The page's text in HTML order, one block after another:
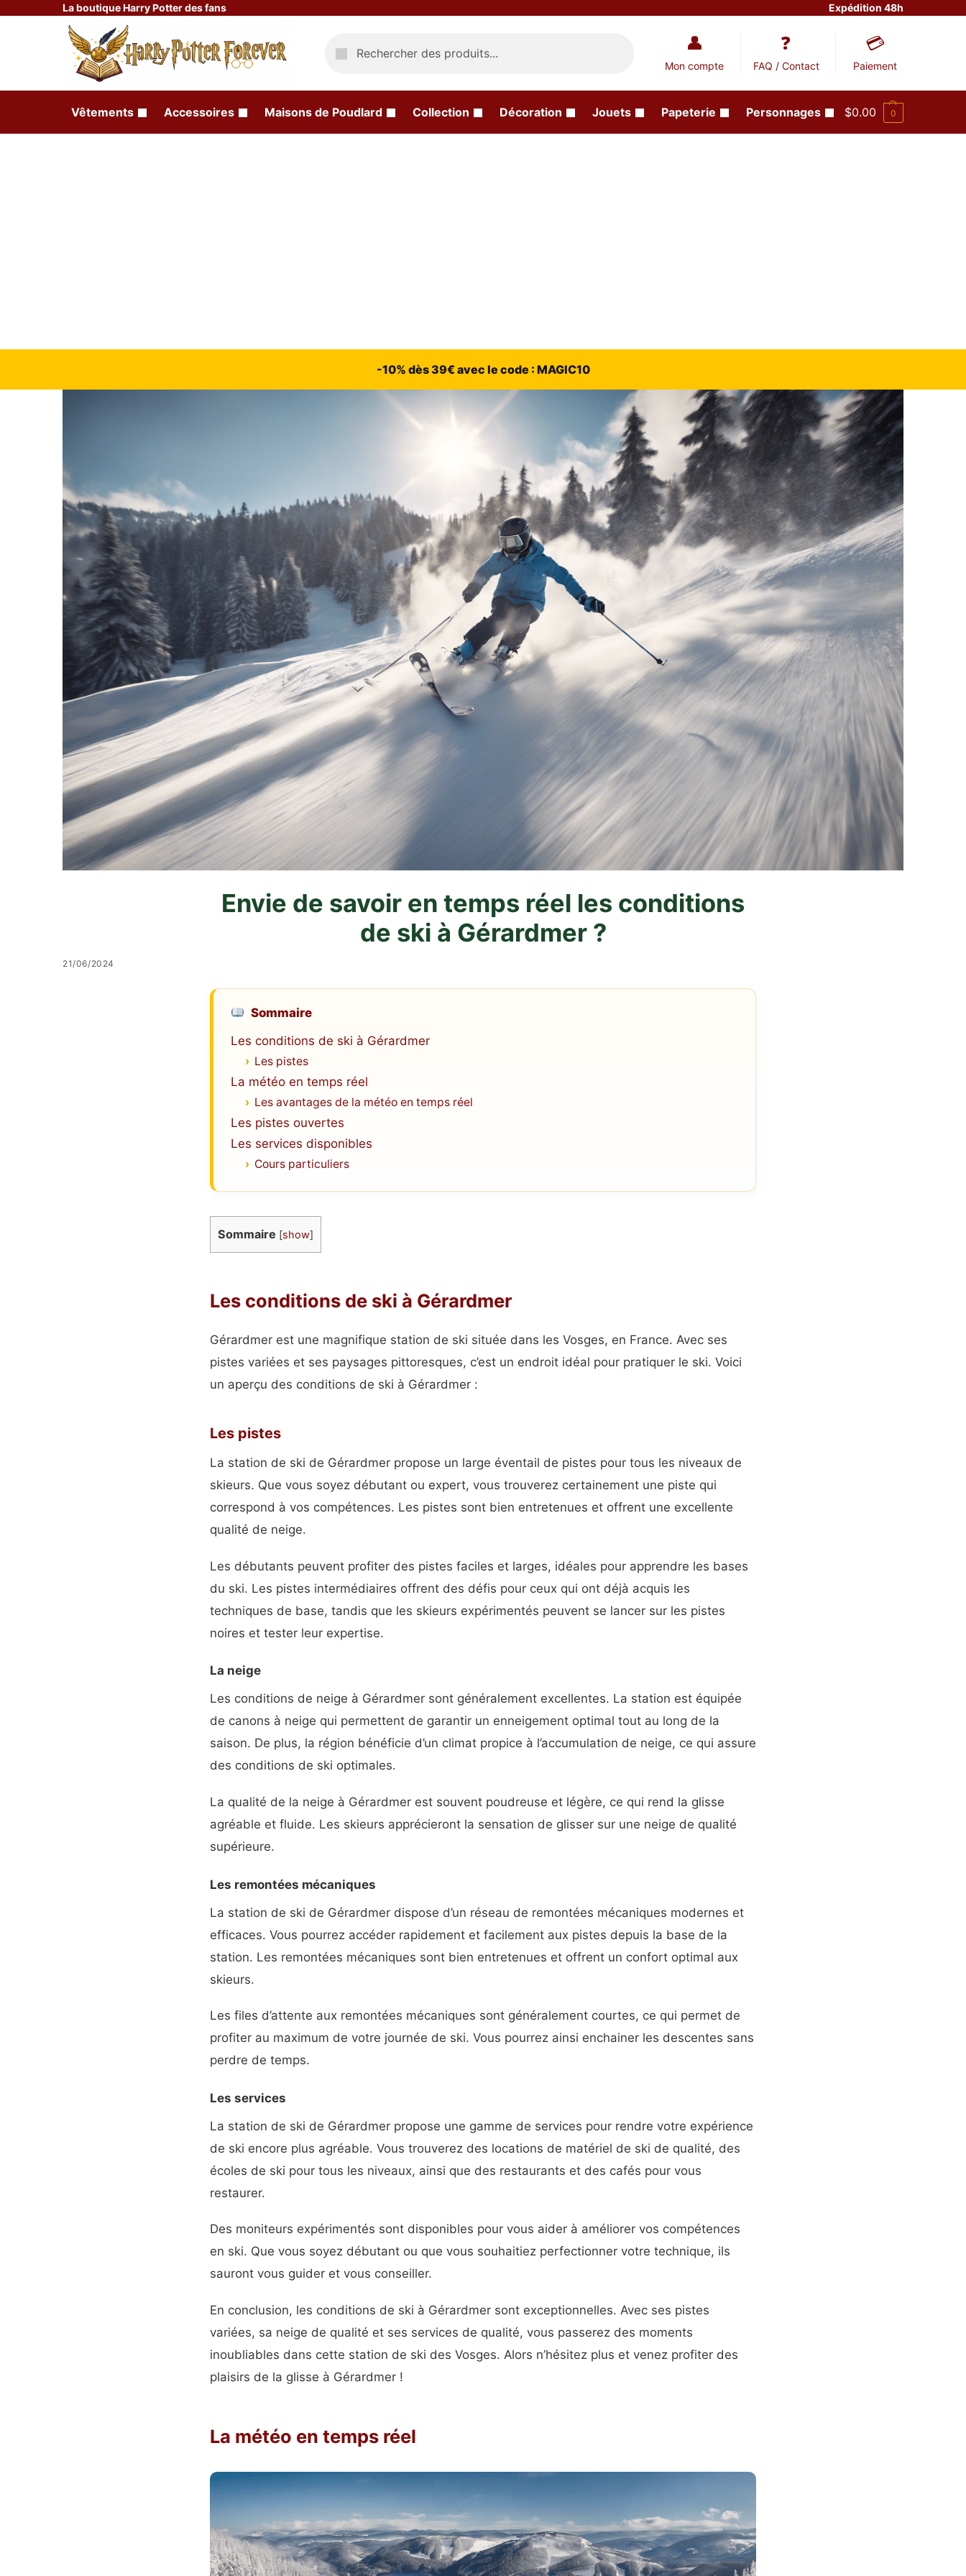
La boutique Harry Potter des fans Expédition 48h
Mon compte FAQ / Contact Paiement
Vêtements Accessoires Maisons de Poudlard Collection Décoration Jouets Papeterie Personnages $0.00 0
-10% dès 39€ avec le code : MAGIC10
Envie de savoir en temps réel les conditions
de ski à Gérardmer ?
21/06/2024
Sommaire
Les conditions de ski à Gérardmer
Les pistes
La météo en temps réel
Les avantages de la météo en temps réel
Les pistes ouvertes
Les services disponibles
Cours particuliers
Sommaire [show]
Les conditions de ski à Gérardmer
Gérardmer est une magnifique station de ski située dans les Vosges, en France. Avec ses
pistes variées et ses paysages pittoresques, c’est un endroit idéal pour pratiquer le ski. Voici
un aperçu des conditions de ski à Gérardmer :
Les pistes
La station de ski de Gérardmer propose un large éventail de pistes pour tous les niveaux de
skieurs. Que vous soyez débutant ou expert, vous trouverez certainement une piste qui
correspond à vos compétences. Les pistes sont bien entretenues et offrent une excellente
qualité de neige.
Les débutants peuvent profiter des pistes faciles et larges, idéales pour apprendre les bases
du ski. Les pistes intermédiaires offrent des défis pour ceux qui ont déjà acquis les
techniques de base, tandis que les skieurs expérimentés peuvent se lancer sur les pistes
noires et tester leur expertise.
La neige
Les conditions de neige à Gérardmer sont généralement excellentes. La station est équipée
de canons à neige qui permettent de garantir un enneigement optimal tout au long de la
saison. De plus, la région bénéficie d’un climat propice à l’accumulation de neige, ce qui assure
des conditions de ski optimales.
La qualité de la neige à Gérardmer est souvent poudreuse et légère, ce qui rend la glisse
agréable et fluide. Les skieurs apprécieront la sensation de glisser sur une neige de qualité
supérieure.
Les remontées mécaniques
La station de ski de Gérardmer dispose d’un réseau de remontées mécaniques modernes et
efficaces. Vous pourrez accéder rapidement et facilement aux pistes depuis la base de la
station. Les remontées mécaniques sont bien entretenues et offrent un confort optimal aux
skieurs.
Les files d’attente aux remontées mécaniques sont généralement courtes, ce qui permet de
profiter au maximum de votre journée de ski. Vous pourrez ainsi enchainer les descentes sans
perdre de temps.
Les services
La station de ski de Gérardmer propose une gamme de services pour rendre votre expérience
de ski encore plus agréable. Vous trouverez des locations de matériel de ski de qualité, des
écoles de ski pour tous les niveaux, ainsi que des restaurants et des cafés pour vous
restaurer.
Des moniteurs expérimentés sont disponibles pour vous aider à améliorer vos compétences
en ski. Que vous soyez débutant ou que vous souhaitiez perfectionner votre technique, ils
sauront vous guider et vous conseiller.
En conclusion, les conditions de ski à Gérardmer sont exceptionnelles. Avec ses pistes
variées, sa neige de qualité et ses services de qualité, vous passerez des moments
inoubliables dans cette station de ski des Vosges. Alors n’hésitez plus et venez profiter des
plaisirs de la glisse à Gérardmer !
La météo en temps réel